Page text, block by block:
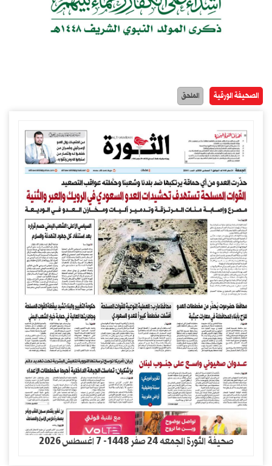
الصحيفة الورقية الملحق
صحيفة الثورة الجمعه 24 صفر 1448- 7 اغسطس 2026